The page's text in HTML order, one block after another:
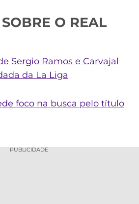
O REAL
Sergio Ramos e Carvajal
da La Liga
foco na busca pelo título
PUBLICIDADE